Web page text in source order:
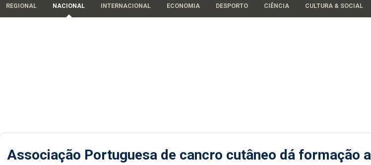
REGIONAL NACIONAL INTERNACIONAL ECONOMIA DESPORTO CIÊNCIA CULTURA & SOCIAL
Associação Portuguesa de cancro cutâneo dá formação a